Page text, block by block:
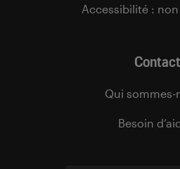
Accessibilité :
Contact
Qui sommes-
Besoin